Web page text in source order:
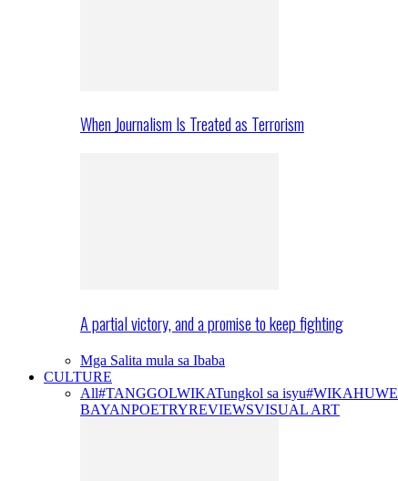
When Journalism Is Treated as Terrorism
A partial victory, and a promise to keep fighting
Mga Salita mula sa Ibaba
CULTURE
All#TANGGOLWIKATungkol sa isyu
BAYANPOETRYREVIEWSVISUAL ART